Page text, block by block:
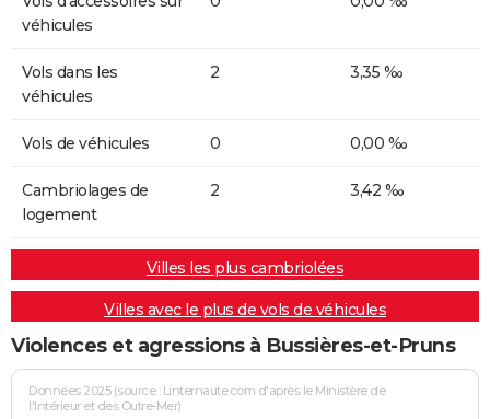
véhicules
Vols dans les
véhicules
2 3,35 ‰
Vols de véhicules 0 0,00 ‰
Cambriolages de
logement
2 3,42 ‰
Villes les plus cambriolées
Villes avec le plus de vols de véhicules
Violences et agressions à Bussières-et-Pruns
Données 2025 (source : Linternaute.com d'après le Ministère de
l'Intérieur et des Outre-Mer)